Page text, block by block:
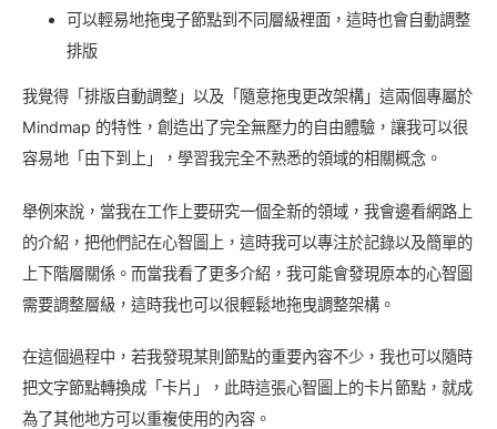
可以輕易地拖曳子節點到不同層級裡面，這時也會自動調整
排版
我覺得「排版自動調整」以及「隨意拖曳更改架構」這兩個專屬於
Mindmap 的特性，創造出了完全無壓力的自由體驗，讓我可以很
容易地「由下到上」，學習我完全不熟悉的領域的相關概念。
舉例來說，當我在工作上要研究一個全新的領域，我會邊看網路上
的介紹，把他們記在心智圖上，這時我可以專注於記錄以及簡單的
上下階層關係。而當我看了更多介紹，我可能會發現原本的心智圖
需要調整層級，這時我也可以很輕鬆地拖曳調整架構。
在這個過程中，若我發現某則節點的重要內容不少，我也可以隨時
把文字節點轉換成「卡片」，此時這張心智圖上的卡片節點，就成
為了其他地方可以重複使用的內容。